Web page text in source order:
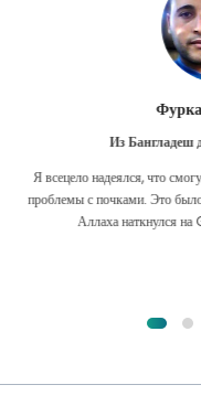
Из Бангладеш для
Я всецело надеялся, что смогу
проблемы с почками. Это было
Аллаха наткнулся на